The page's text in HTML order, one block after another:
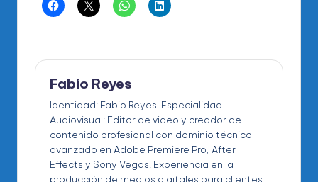
Fabio Reyes
Identidad: Fabio Reyes. Especialidad
Audiovisual: Editor de video y creador de
contenido profesional con dominio técnico
avanzado en Adobe Premiere Pro, After
Effects y Sony Vegas. Experiencia en la
producción de medios digitales para clientes